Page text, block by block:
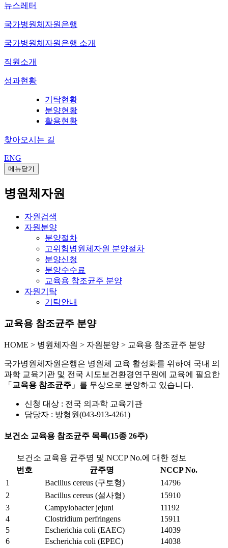
뉴스레터
국가병원체자원은행
국가병원체자원은행 소개
직원소개
성과현황
기탁현황
분양현황
활용현황
찾아오시는 길
ENG
메뉴닫기
병원체자원
자원검색
자원분양
분양절차
고위험병원체자원 분양절차
분양신청
분양수수료
교육용 참조균주 분양
자원기탁
기탁안내
교육용 참조균주 분양
HOME > 병원체자원 > 자원분양 > 교육용 참조균주 분양
국가병원체자원은행은 병원체 교육 활성화를 위하여 국내 의
과학 교육기관 및 전국 시도보건환경연구원에 교육에 필요한
「 교육용 참조균주 」를 무상으로 분양하고 있습니다.
신청 대상 : 전국 의과학 교육기관
담당자 : 방형원(043-913-4261)
보건소 교육용 참조균주 목록(15종 26주)
보건소 교육용 균주명 및 NCCP No.에 대한 정보
번호
균주명
NCCP No.
1
Bacillus cereus (구토형)
14796
2
Bacillus cereus (설사형)
15910
3
Campylobacter jejuni
11192
4
Clostridium perfringens
15911
5
Escherichia coli (EAEC)
14039
6
Escherichia coli (EPEC)
14038